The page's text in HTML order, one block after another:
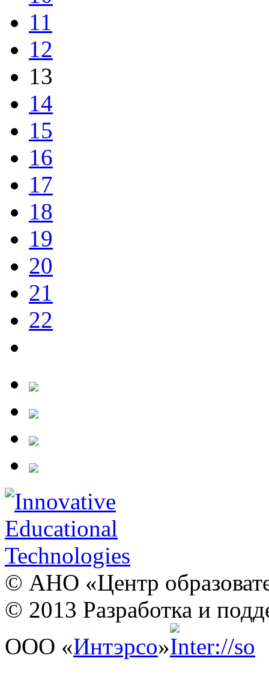
11
12
13
14
15
16
17
18
19
20
21
22
© АНО «Центр
© 2013 Разработка и
ООО «Интэрсо»